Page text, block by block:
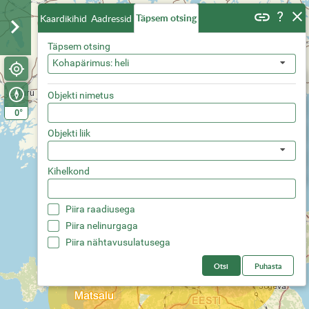
0°
Kaardikihid Aadressid Täpsem otsing
Täpsem otsing
Kohapärimus: heli
Objekti nimetus
Objekti liik
Kihelkond
Piira raadiusega
Piira nelinurgaga
Piira nähtavusulatusega
Otsi Puhasta